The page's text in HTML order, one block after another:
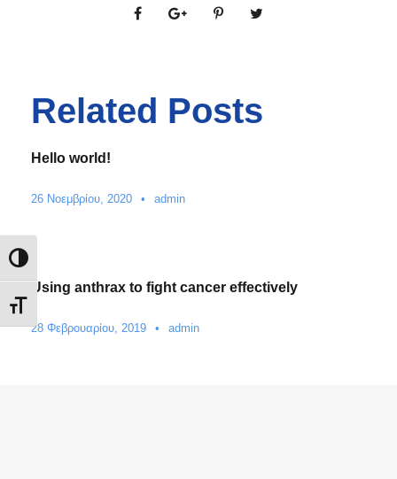
Εναλλαγή Υψηλής Αντίθεσης
Εναλλαγή Μεγέθους Γραμμάτων
Related Posts
Hello world!
26 Νοεμβρίου, 2020 • admin
Using anthrax to fight cancer effectively
28 Φεβρουαρίου, 2019 • admin